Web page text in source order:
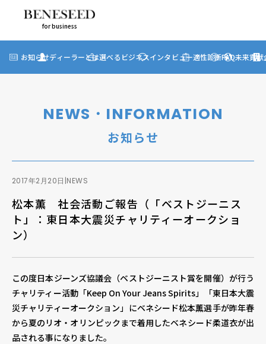
for business
お知らせ
ディーラーとは
FAQ
未来貢献
企業情報
個人情報保護方針 個人情報の取り扱いについて
for business
お知らせディーラーとは選べるビジネスインタビュー適性診断
? FAQ未来貢献
NEWS・INFORMATION
お知らせ
2017年2月20日 NEWS
松本薫 社会活動ご報告（「ベストジーニス
ト」：東日本大震災チャリティーオークショ
ン）
この度日本ジーンズ協議会（ベストジーニスト賞を開催）が行う
チャリティー活動「Keep On Your Jeans Spirits」「東日本大震
災チャリティーオークション」にベネシード松本薫選手が昨年春
から夏のリオ・オリンピックまで着用したベネシード柔道衣が出
品される事になりました。